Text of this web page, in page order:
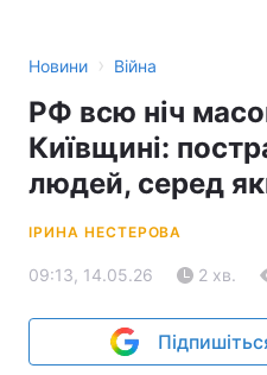
Новини › Війна
РФ всю ніч
Київщині:
людей, серед
ІРИНА НЕСТЕРОВА
09:13, 14.05.26 2 хв.